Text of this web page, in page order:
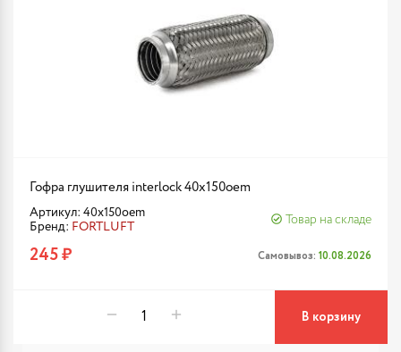
Гофра глушителя interlock 40x150oem
Артикул: 40x150oem
Бренд: FORTLUFT
Товар на складе
245 ₽ Самовывоз: 10.08.2026
В корзину